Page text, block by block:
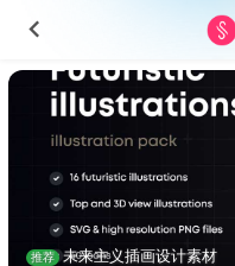
推荐 未来主义插画设计素材